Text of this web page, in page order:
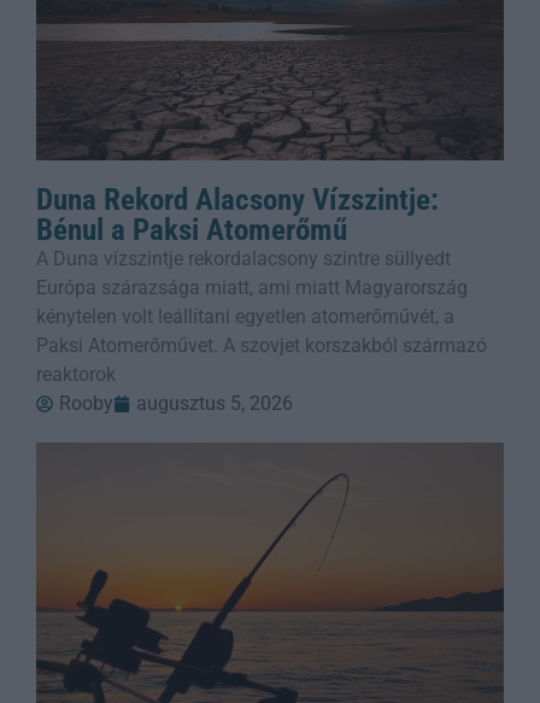
Duna Rekord Alacsony Vízszintje:
Bénul a Paksi Atomerőmű
A Duna vízszintje rekordalacsony szintre süllyedt
Európa szárazsága miatt, ami miatt Magyarország
kénytelen volt leállítani egyetlen atomerőművét, a
Paksi Atomerőművet. A szovjet korszakból származó
reaktorok
Rooby
augusztus 5, 2026